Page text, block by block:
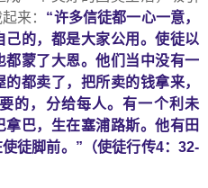
来： “许多信徒都一心一意，
的，都是大家公用。使徒以
蒙了大恩。他们当中没有一
都卖了，把所卖的钱拿来，
的，分给每人。有一个利未
巴，生在塞浦路斯。他有田
徒脚前。 ” （使徒行传4：32-